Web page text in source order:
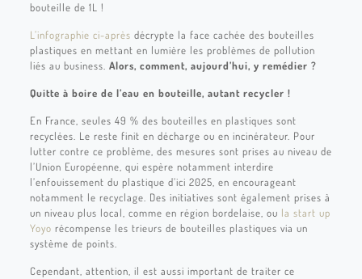
bouteille de 1L !
L’infographie ci-après décrypte la face cachée des bouteilles
plastiques en mettant en lumière les problèmes de pollution
liés au business. Alors, comment, aujourd’hui, y remédier ?
Quitte à boire de l’eau en bouteille, autant recycler !
En France, seules 49 % des bouteilles en plastiques sont
recyclées. Le reste finit en décharge ou en incinérateur. Pour
lutter contre ce problème, des mesures sont prises au niveau de
l’Union Européenne, qui espère notamment interdire
l’enfouissement du plastique d’ici 2025, en encourageant
notamment le recyclage. Des initiatives sont également prises à
un niveau plus local, comme en région bordelaise, ou la start up
Yoyo récompense les trieurs de bouteilles plastiques via un
système de points.
Cependant, attention, il est aussi important de traiter ce